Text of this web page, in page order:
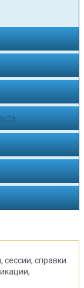
сессии, справки